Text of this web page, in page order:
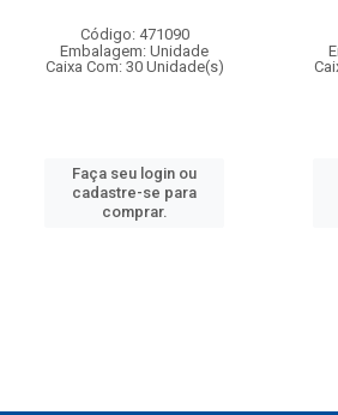
Código: 471090
Embalagem: Unidade
Caixa Com: 30 Unidade(s)
Faça seu login ou
cadastre-se para
comprar.